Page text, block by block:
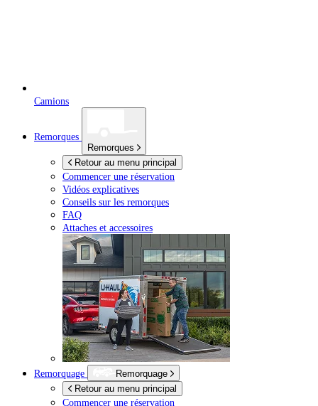
Camions
Remorques
Remorques
Retour au menu principal
Commencer une réservation
Vidéos explicatives
Conseils sur les remorques
FAQ
Attaches et accessoires
Remorquage
Remorquage
Retour au menu principal
Commencer une réservation